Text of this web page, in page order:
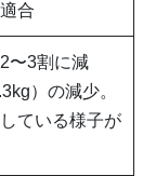
合
〜3割に減
）の減少。
ている様子が